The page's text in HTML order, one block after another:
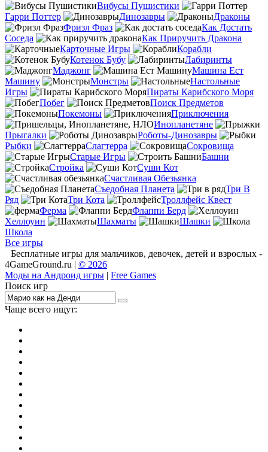
Вибусы Пушистики
Гарри Поттер
Динозавры
Драконы
Фризл Фраз
Как Достать
Соседа
Как Приручить Дракона
Карточные Игры
Корабли
Котенок Бубу
Лабиринты
Маджонг
Машина Ест
Машину
Монстры
Настольные
Игры
Пираты Карибского Моря
Побег
Поиск Предметов
Покемоны
Приключения
Инопланетяне
Прыгалки
Роботы-Динозавры
Рыбки
Слагтерра
Сокровища
Старые Игры
Башни
Стройка
Суши Кот
Счастливая Обезьянка
Съедобная Планета
Три В
Ряд
Три Кота
Троллфейс Квест
Ферма
Флаппи Берд
Хеллоуин
Шахматы
Шашки
Школа
Все игры
Бесплатные игры для мальчиков, девочек, детей и взрослых -
4GameGround.ru | © 2026
Моды на Андроид игры | Free Games
Поиск игр
Чаще всего ищут: